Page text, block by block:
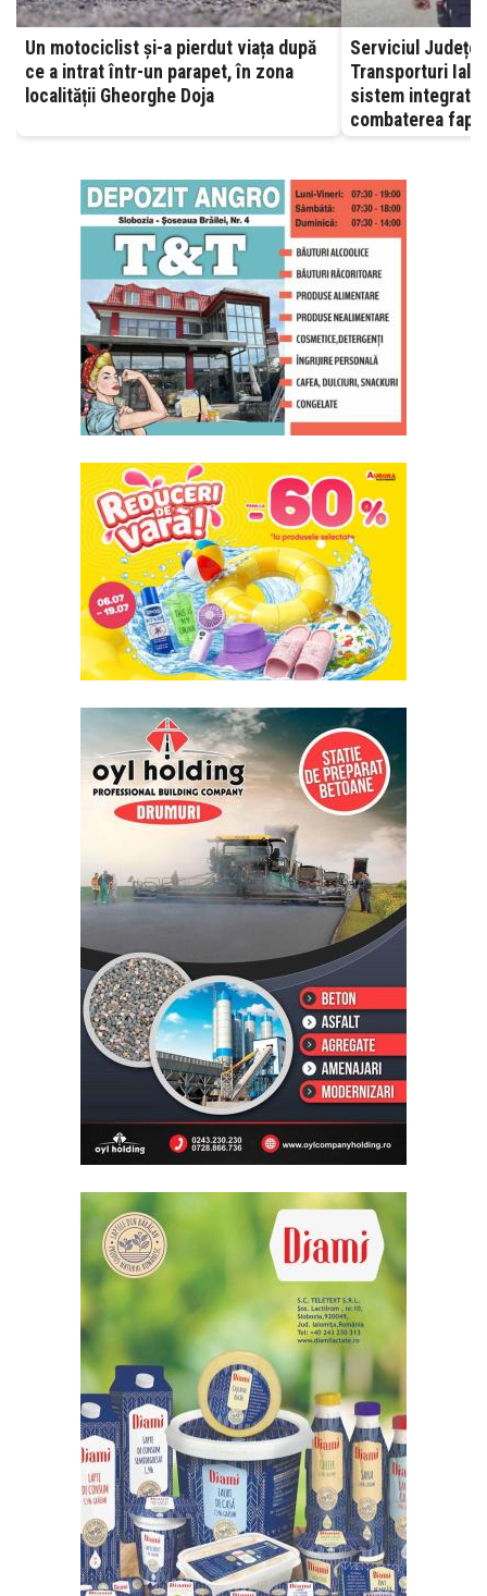
Un motociclist și-a pierdut viața după
ce a intrat într-un parapet, în zona
localității Gheorghe Doja
Serviciul
Transporturi Ialomița –
sistem integrat,
combaterea